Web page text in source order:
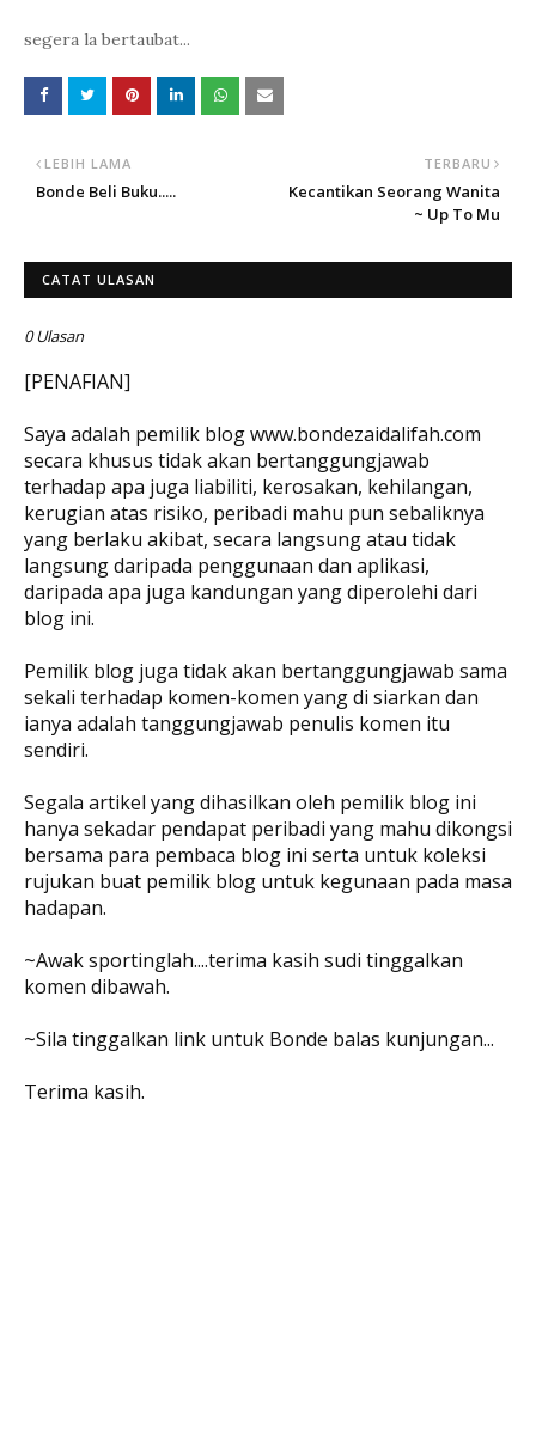
segera la bertaubat...
TERBARU
Kecantikan Seorang Wanita
~ Up To Mu
LEBIH LAMA
Bonde Beli Buku.....
CATAT ULASAN
0 Ulasan
[PENAFIAN]
Saya adalah pemilik blog www.bondezaidalifah.com
secara khusus tidak akan bertanggungjawab
terhadap apa juga liabiliti, kerosakan, kehilangan,
kerugian atas risiko, peribadi mahu pun sebaliknya
yang berlaku akibat, secara langsung atau tidak
langsung daripada penggunaan dan aplikasi,
daripada apa juga kandungan yang diperolehi dari
blog ini.
Pemilik blog juga tidak akan bertanggungjawab sama
sekali terhadap komen-komen yang di siarkan dan
ianya adalah tanggungjawab penulis komen itu
sendiri.
Segala artikel yang dihasilkan oleh pemilik blog ini
hanya sekadar pendapat peribadi yang mahu dikongsi
bersama para pembaca blog ini serta untuk koleksi
rujukan buat pemilik blog untuk kegunaan pada masa
hadapan.
~Awak sportinglah....terima kasih sudi tinggalkan
komen dibawah.
~Sila tinggalkan link untuk Bonde balas kunjungan...
Terima kasih.